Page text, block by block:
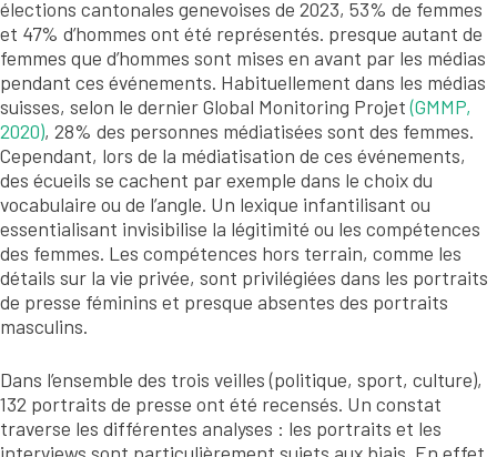
élections cantonales genevoises de 2023, 53% de femmes
et 47% d’hommes ont été représentés. presque autant de
femmes que d’hommes sont mises en avant par les médias
pendant ces événements. Habituellement dans les médias
suisses, selon le dernier Global Monitoring Projet(GMMP,
2020), 28% des personnes médiatisées sont des femmes.
Cependant, lors de la médiatisation de ces événements,
des écueils se cachent par exemple dans le choix du
vocabulaire ou de l’angle. Un lexique infantilisant ou
essentialisant invisibilise la légitimité ou les compétences
des femmes. Les compétences hors terrain, comme les
détails sur la vie privée, sont privilégiées dans les portraits
de presse féminins et presque absentes des portraits
masculins.
Dans l’ensemble des trois veilles (politique, sport, culture),
132 portraits de presse ont été recensés. Un constat
traverse les différentes analyses : les portraits et les